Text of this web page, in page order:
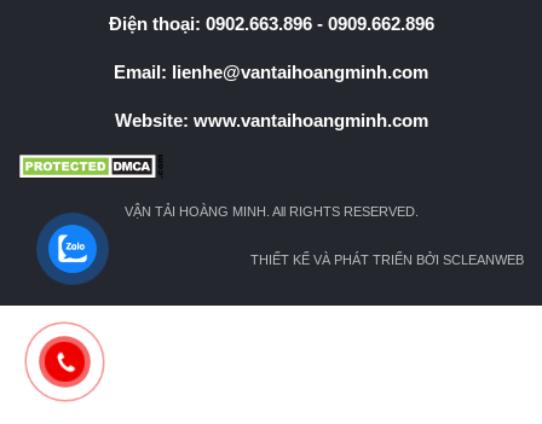
Điện thoại: 0902.663.896- 0909.662.896
Email: lienhe@vantaihoangminh.com
Website: www.vantaihoangminh.com
VẬN TẢI HOÀNG MINH. All RIGHTS RESERVED.
THIẾT KẾ VÀ PHÁT TRIỂN BỞI SCLEANWEB